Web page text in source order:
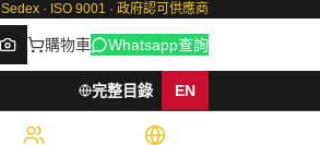
Sedex · ISO 9001 · 政府認可供應商
購物車 Whatsapp查詢
完整目錄 EN